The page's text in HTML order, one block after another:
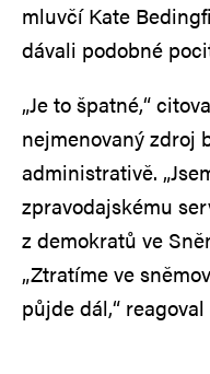
mluvčí Kate
dávali podobné
„Je to špatné,“
nejmenovaný zdroj
administrativě.
zpravodajskému
z demokratů ve
„Ztratíme ve
půjde dál,“